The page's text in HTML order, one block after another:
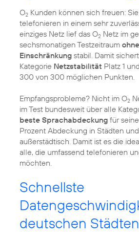
O2 Kunden können sich freuen:
telefonieren in einem sehr
einziges Netz lief das O2 Netz im
sechsmonatigen Testzeitraum
Einschränkung stabil. Damit
Kategorie Netzstabilität Platz 1
300 von 300 möglichen Punkten.
Empfangsprobleme? Nicht im O2
im Test bundesweit über alle
beste Sprachabdeckung für
Prozent Abdeckung in Städten
außerstädtisch. Damit ist es die
alle, die umfassend telefonieren
Schnellste
deutschen Städten